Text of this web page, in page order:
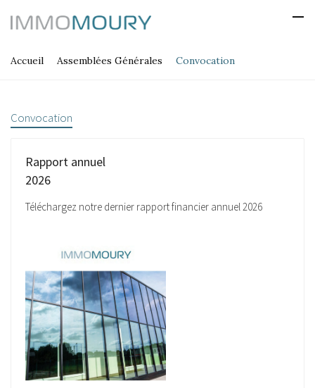
Accueil Assemblées Générales Convocation
Convocation
Rapport annuel
2026
Téléchargez notre dernier rapport financier annuel 2026